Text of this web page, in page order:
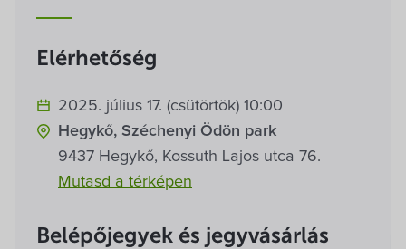
Villa Igku Kft.
Közérdekű adatok
Pályázatok
Dokumentumok
Elérhetőség
2025. július 17. (csütörtök) 10:00
Hegykő, Széchenyi Ödön park
9437 Hegykő, Kossuth Lajos utca 76.
Mutasd a térképen
Belépőjegyek és jegyvásárlás